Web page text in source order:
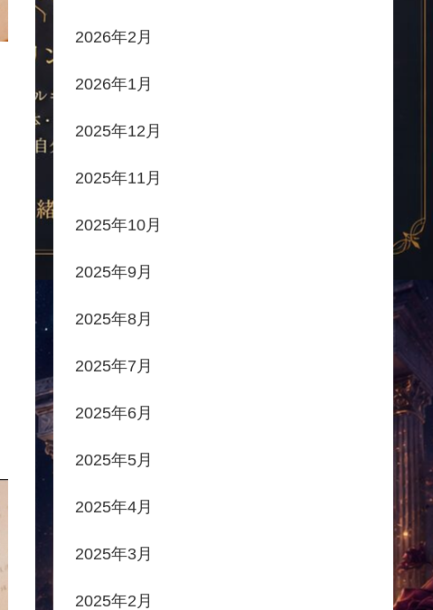
2026年2月
2026年1月
2025年12月
2025年11月
2025年10月
2025年9月
2025年8月
2025年7月
2025年6月
2025年5月
2025年4月
2025年3月
2025年2月